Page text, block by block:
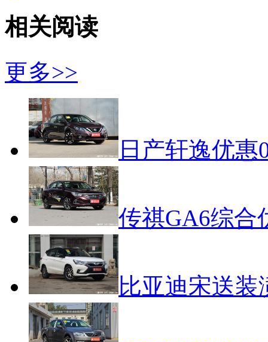
相关阅读
更多>>
日产轩逸优惠
传祺GA6综合
比亚迪宋送装